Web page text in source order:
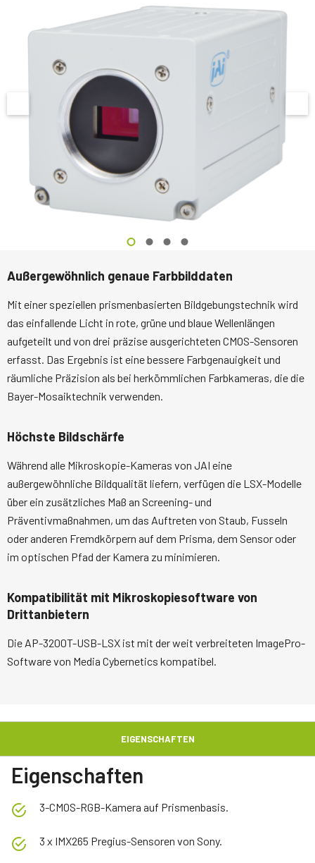
Außergewöhnlich genaue Farbbilddaten
Mit einer speziellen prismenbasierten Bildgebungstechnik wird
das einfallende Licht in rote, grüne und blaue Wellenlängen
aufgeteilt und von drei präzise ausgerichteten CMOS-Sensoren
erfasst. Das Ergebnis ist eine bessere Farbgenauigkeit und
räumliche Präzision als bei herkömmlichen Farbkameras, die die
Bayer-Mosaiktechnik verwenden.
Höchste Bildschärfe
Während alle Mikroskopie-Kameras von JAI eine
außergewöhnliche Bildqualität liefern, verfügen die LSX-Modelle
über ein zusätzliches Maß an Screening- und
Präventivmaßnahmen, um das Auftreten von Staub, Fusseln
oder anderen Fremdkörpern auf dem Prisma, dem Sensor oder
im optischen Pfad der Kamera zu minimieren.
Kompatibilität mit Mikroskopiesoftware von
Drittanbietern
Die AP-3200T-USB-LSX ist mit der weit verbreiteten ImagePro-
Software von Media Cybernetics kompatibel.
EIGENSCHAFTEN
Eigenschaften
3-CMOS-RGB-Kamera auf Prismenbasis.
3 x IMX265 Pregius-Sensoren von Sony.